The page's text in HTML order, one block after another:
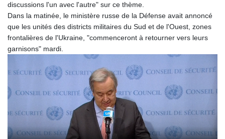
HKD 7.84545
HNL 26.731037
HRK 6.520949
HUF 314.141017
IDR 17787
IMP 0.741752
INR 95.255497
IQD
IRR
discussions l'un avec l'autre" sur ce thème.
Dans la matinée, le ministère russe de la Défense avait annoncé
que les unités des districts militaires du Sud et de l'Ouest, zones
frontalières de l'Ukraine, "commenceront à retourner vers leurs
garnisons" mardi.